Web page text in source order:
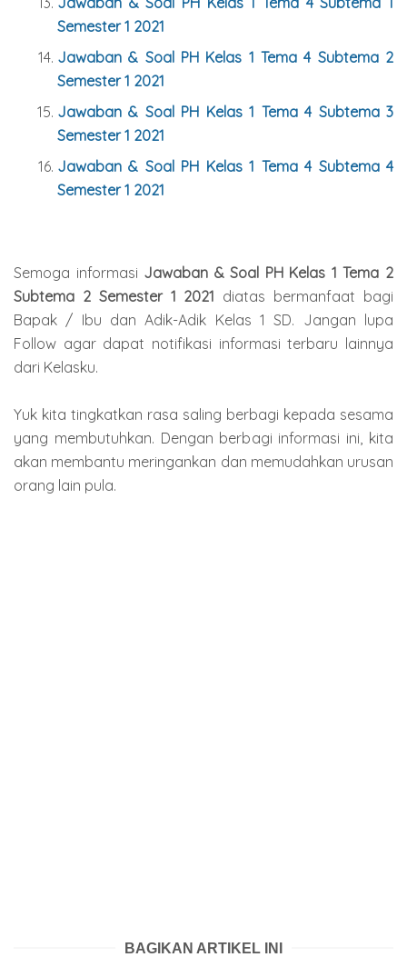
Semester 1 2021
Jawaban & Soal PH Kelas 1 Tema 4 Subtema 2
Semester 1 2021
Jawaban & Soal PH Kelas 1 Tema 4 Subtema 3
Semester 1 2021
Jawaban & Soal PH Kelas 1 Tema 4 Subtema 4
Semester 1 2021
Semoga informasi Jawaban & Soal PH Kelas 1 Tema 2
Subtema 2 Semester 1 2021 diatas bermanfaat bagi
Bapak / Ibu dan Adik-Adik Kelas 1 SD. Jangan lupa
Follow agar dapat notifikasi informasi terbaru lainnya
dari Kelasku.
Yuk kita tingkatkan rasa saling berbagi kepada sesama
yang membutuhkan. Dengan berbagi informasi ini, kita
akan membantu meringankan dan memudahkan urusan
orang lain pula.
BAGIKAN ARTIKEL INI